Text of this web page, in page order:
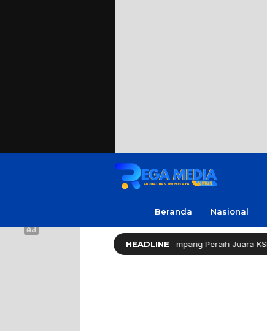
Beranda Nasional
HEADLINE
Apresiasi Amanda, Pelajar Sampang Peraih Juara KSPI